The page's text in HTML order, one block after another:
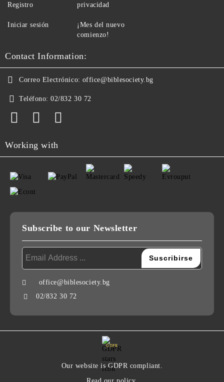
Registro
Iniciar sesión
privacidad
¡Mes del nuevo
comienzo!
Contact Information:
Correo Electrónico: office@biblesociety.bg
Teléfono: 02/832 30 72
Working with
Subscribe to our Newsletter
office@biblesociety.bg
02/832 30 72
GDPR
Our website is GDPR compliant.